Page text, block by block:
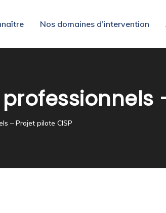
Nos domaines d’intervention
– Projet pilote CISP